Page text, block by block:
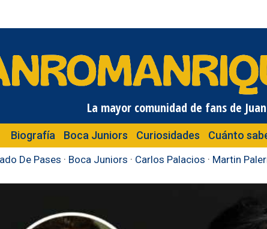
La mayor comunidad de fans de
Biografía Boca Juniors Curiosidades Cuánto
De Pases · Boca Juniors · Carlos Palacios · Martin